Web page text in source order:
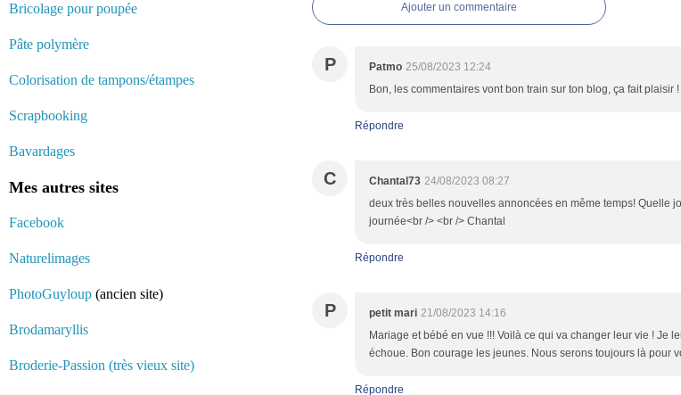
Bricolage pour poupée
Pâte polymère
Colorisation de tampons/étampes
Scrapbooking
Bavardages
Mes autres sites
Facebook
Naturelimages
PhotoGuyloup (ancien site)
Brodamaryllis
Broderie-Passion (très vieux site)
Ajouter un commentaire
P Patmo 25/08/2023 12:24
Bon, les commentaires vont bon train sur ton blog, ça fait plaisir
Répondre
C Chantal73 24/08/2023 08:27
deux très belles nouvelles annoncées en même temps! Quelle
journée<br /> <br /> Chantal
Répondre
P petit mari 21/08/2023 14:16
Mariage et bébé en vue !!! Voilà ce qui va changer leur vie ! Je
échoue. Bon courage les jeunes. Nous serons toujours là pour
Répondre